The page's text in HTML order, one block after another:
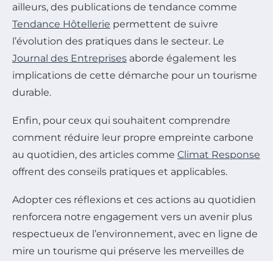
ailleurs, des publications de tendance comme
Tendance Hôtellerie permettent de suivre
l’évolution des pratiques dans le secteur. Le
Journal des Entreprises aborde également les
implications de cette démarche pour un tourisme
durable.
Enfin, pour ceux qui souhaitent comprendre
comment réduire leur propre empreinte carbone
au quotidien, des articles comme Climat Response
offrent des conseils pratiques et applicables.
Adopter ces réflexions et ces actions au quotidien
renforcera notre engagement vers un avenir plus
respectueux de l’environnement, avec en ligne de
mire un tourisme qui préserve les merveilles de